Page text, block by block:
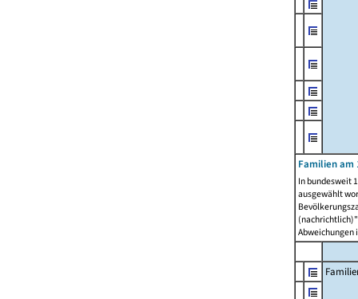
Familien am
In bundesweit
ausgewählt
Abweichungen